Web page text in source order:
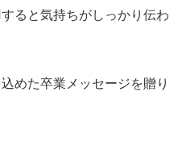
ると気持ちがしっかり伝わ
めた卒業メッセージを贈り